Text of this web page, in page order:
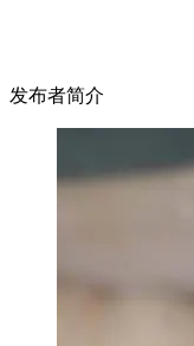
发布者简介